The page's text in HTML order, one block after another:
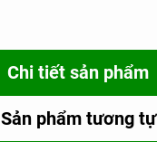
Chi tiết sản phẩm
Sản phẩm tương tự